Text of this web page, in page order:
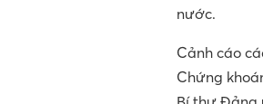
nước.
Cảnh cáo
Chứng